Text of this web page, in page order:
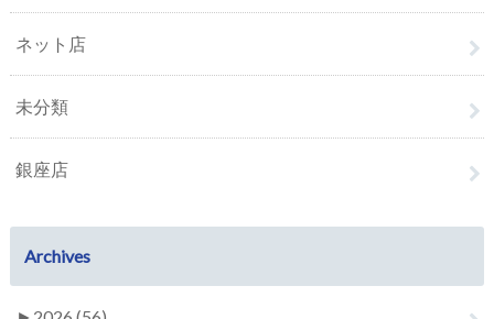
ネット店
未分類
銀座店
Archives